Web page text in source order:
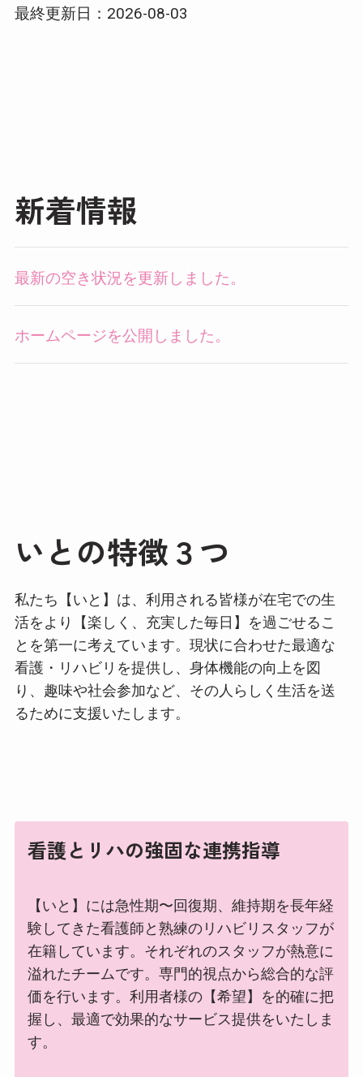
最終更新日：2026-08-03
新着情報
最新の空き状況を更新しました。
ホームページを公開しました。
いとの特徴３つ
私たち【いと】は、利用される皆様が在宅での生
活をより【楽しく、充実した毎日】を過ごせるこ
とを第一に考えています。現状に合わせた最適な
看護・リハビリを提供し、身体機能の向上を図
り、趣味や社会参加など、その人らしく生活を送
るために支援いたします。
看護とリハの強固な連携指導
【いと】には急性期〜回復期、維持期を長年経
験してきた看護師と熟練のリハビリスタッフが
在籍しています。それぞれのスタッフが熱意に
溢れたチームです。専門的視点から総合的な評
価を行います。利用者様の【希望】を的確に把
握し、最適で効果的なサービス提供をいたしま
す。